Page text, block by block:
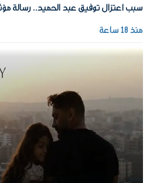
سبب اعتزال توفيق عبد الحميد.. رسالة
منذ 18 ساعة